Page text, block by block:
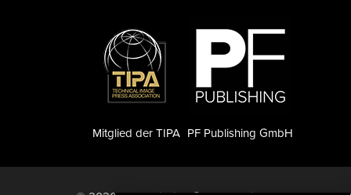
PF Publishing GmbH
Mitglied der TIPA